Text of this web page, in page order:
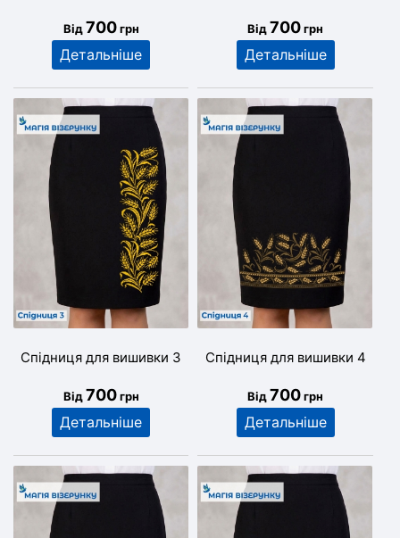
Від700грн
Детальніше
Від700грн
Детальніше
Спідниця для вишивки 3
Від700грн
Детальніше
Спідниця для вишивки 4
Від700грн
Детальніше